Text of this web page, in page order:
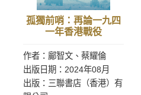
孤獨前哨：再論一九四
一年香港戰役
作者：鄺智文、蔡耀倫
出版日期：2024年08月
出版：三聯書店（香港）有